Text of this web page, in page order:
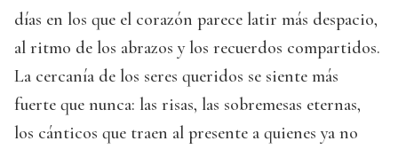
días en los que el corazón parece latir más despacio,
al ritmo de los abrazos y los recuerdos compartidos.
La cercanía de los seres queridos se siente más
fuerte que nunca: las risas, las sobremesas eternas,
los cánticos que traen al presente a quienes ya no